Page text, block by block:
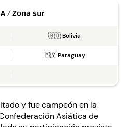
/ Zona sur
🇧🇴 Bolivia
🇵🇾 Paraguay
y fue campeón en la
Asiática de